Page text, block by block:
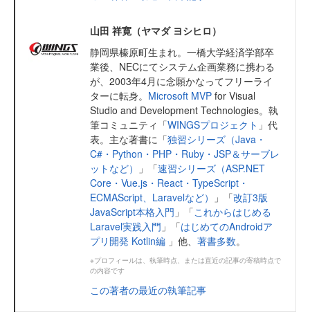
山田 祥寛（ヤマダ ヨシヒロ）
静岡県榛原町生まれ。一橋大学経済学部卒
業後、NECにてシステム企画業務に携わる
が、2003年4月に念願かなってフリーライ
ターに転身。 Microsoft MVP for Visual
Studio and Development Technologies。執
筆コミュニティ「WINGSプロジェクト 」代
表。主な著書に「独習シリーズ（Java・
C#・Python・PHP・Ruby・JSP＆サーブレ
ットなど）
」「速習シリーズ（ASP.NET
Core・Vue.js・React・TypeScript・
ECMAScript、Laravelなど）
」「改訂3版
JavaScript本格入門 」「これからはじめる
Laravel実践入門 」「はじめてのAndroidア
プリ開発 Kotlin編 」他、 著書多数。
※プロフィールは、執筆時点、または直近の記事の寄稿時点で
の内容です
この著者の最近の執筆記事